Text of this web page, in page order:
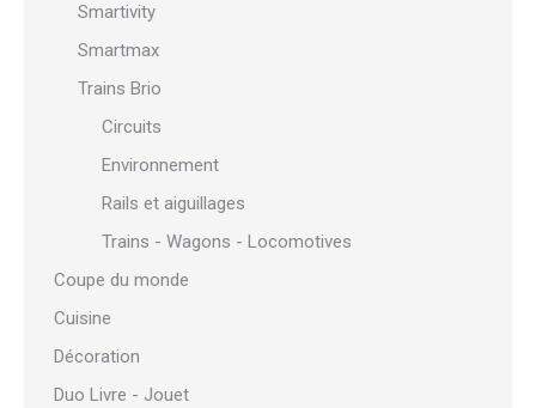
Smartivity
Smartmax
Trains Brio
Circuits
Environnement
Rails et aiguillages
Trains - Wagons - Locomotives
Coupe du monde
Cuisine
Décoration
Duo Livre - Jouet